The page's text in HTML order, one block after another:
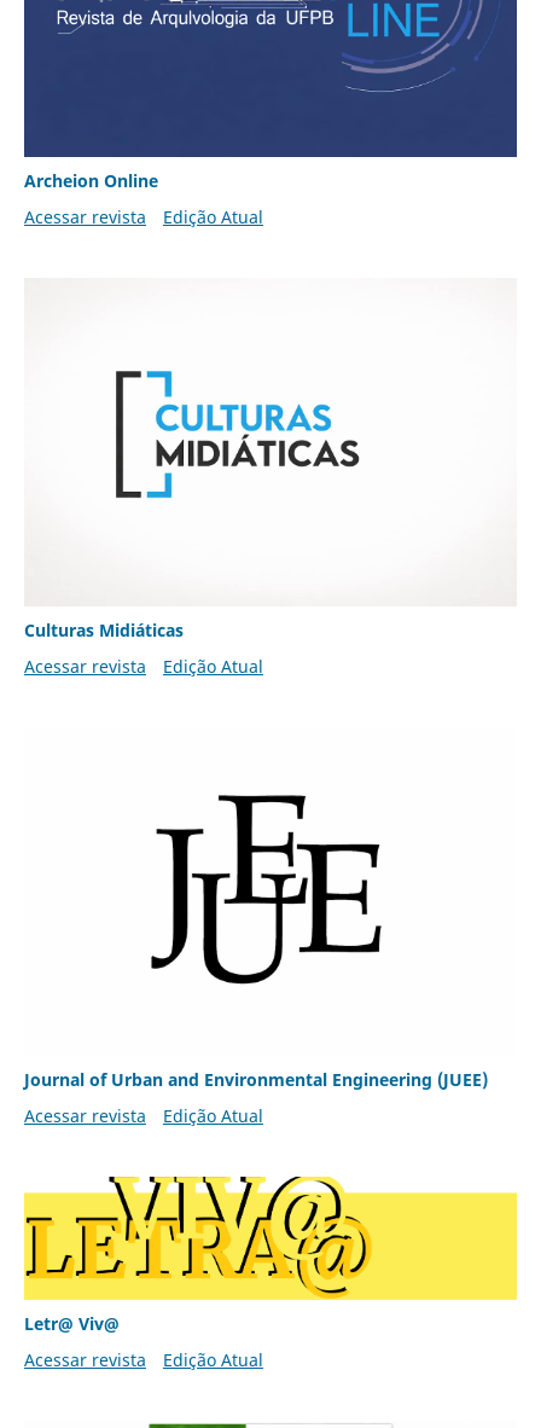
Archeion Online
Acessar revista
Edição Atual
Culturas Midiáticas
Acessar revista
Edição Atual
Journal of Urban and Environmental Engineering (JUEE)
Acessar revista
Edição Atual
Letr@ Viv@
Acessar revista
Edição Atual